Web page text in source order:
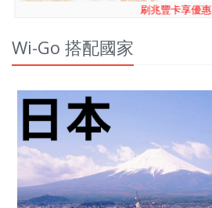
刷兆豐卡享優惠
Wi-Go 搭配國家